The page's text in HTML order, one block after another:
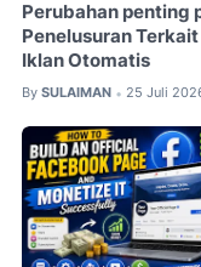
Perubahan penting
Penelusuran
Iklan Otomatis
By SULAIMAN • 25 Juli